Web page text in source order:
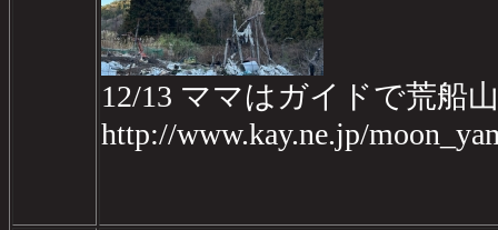
12/13 ママはガイドで荒船
http://www.kay.ne.jp/